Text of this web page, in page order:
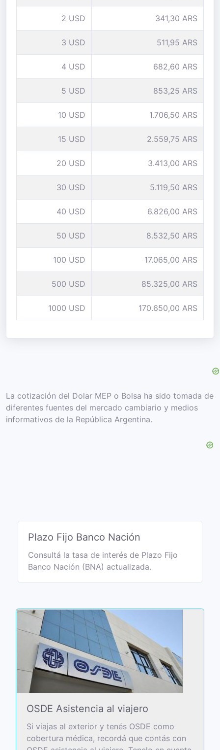
2 USD 341,30 ARS
3 USD 511,95 ARS
4 USD 682,60 ARS
5 USD 853,25 ARS
10 USD 1.706,50 ARS
15 USD 2.559,75 ARS
20 USD 3.413,00 ARS
30 USD 5.119,50 ARS
40 USD 6.826,00 ARS
50 USD 8.532,50 ARS
100 USD 17.065,00 ARS
500 USD 85.325,00 ARS
1000 USD 170.650,00 ARS
La cotización del Dolar MEP o Bolsa ha sido tomada de
diferentes fuentes del mercado cambiario y medios
informativos de la República Argentina.
Plazo Fijo Banco Nación
Consultá la tasa de interés de Plazo Fijo
Banco Nación (BNA) actualizada.
OSDE Asistencia al viajero
Si viajas al exterior y tenés OSDE como
cobertura médica, recordá que contás con